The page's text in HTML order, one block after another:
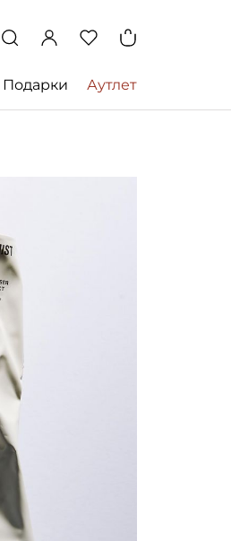
Подарки Аутлет